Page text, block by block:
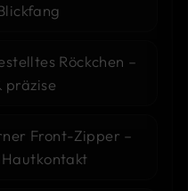
Röckchen –
präzise
Front-Zipper –